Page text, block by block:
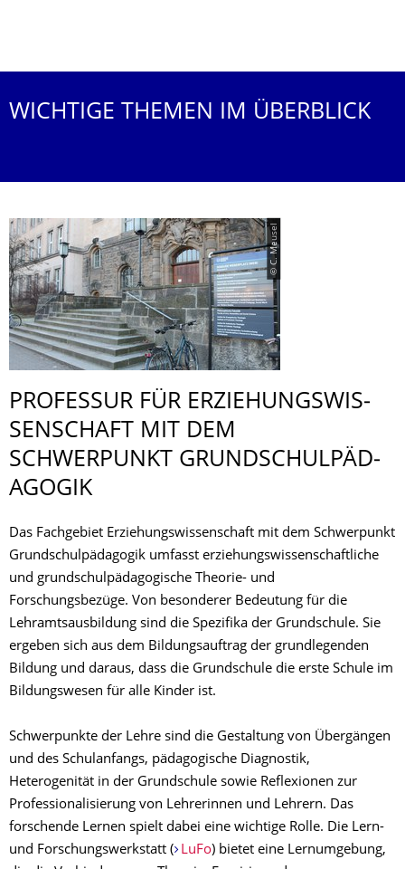
WICHTIGE THEMEN IM ÜBERBLICK
© C. Meusel
PROFESSUR FÜR ERZIEHUNGSWIS­
SENSCHAFT MIT DEM
SCHWERPUNKT GRUNDSCHULPÄD­
AGOGIK
Das Fachgebiet Erziehungswissenschaft mit dem Schwerpunkt
Grundschulpädagogik umfasst erziehungswissenschaftliche
und grundschulpädagogische Theorie- und
Forschungsbezüge. Von besonderer Bedeutung für die
Lehramtsausbildung sind die Spezifika der Grundschule. Sie
ergeben sich aus dem Bildungsauftrag der grundlegenden
Bildung und daraus, dass die Grundschule die erste Schule im
Bildungswesen für alle Kinder ist.
Schwerpunkte der Lehre sind die Gestaltung von Übergängen
und des Schulanfangs, pädagogische Diagnostik,
Heterogenität in der Grundschule sowie Reflexionen zur
Professionalisierung von Lehrerinnen und Lehrern. Das
forschende Lernen spielt dabei eine wichtige Rolle. Die Lern-
und Forschungswerkstatt ( LuFo) bietet eine Lernumgebung,